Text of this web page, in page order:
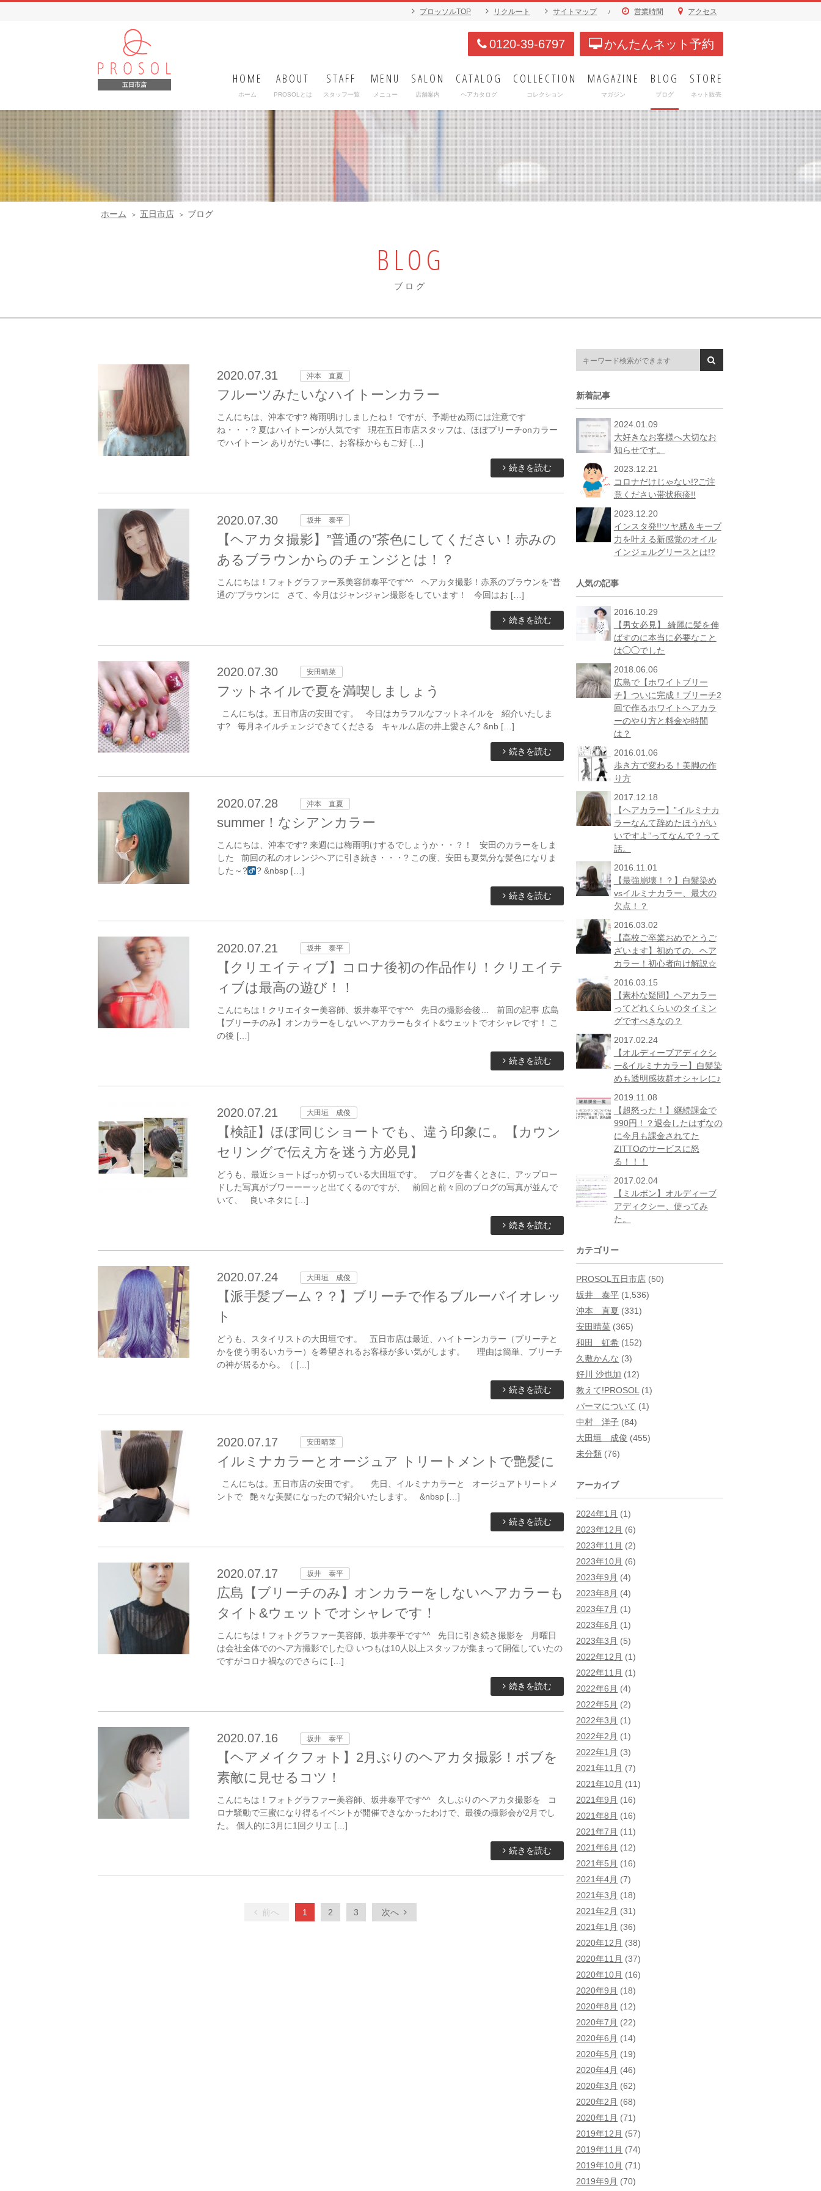
プロッソルTOP リクルート サイトマップ / 営業時間 アクセス
五日市店
0120-39-6797 かんたんネット予約
HOME
ホーム
ABOUT
PROSOLとは
STAFF
スタッフ一覧
MENU
メニュー
SALON
店舗案内
CATALOG
ヘアカタログ
COLLECTION
コレクション
MAGAZINE
マガジン
BLOG
ブログ
STORE
ネット販売
ホーム 五日市店 ブログ
BLOG
ブログ
2020.07.31 沖本 直夏
フルーツみたいなハイトーンカラー
こんにちは、沖本です? 梅雨明けしましたね！ ですが、予期せぬ雨には注意です
ね・・・? 夏はハイトーンが人気です 現在五日市店スタッフは、ほぼブリーチonカラー
でハイトーン ありがたい事に、お客様からもご好 […]
続きを読む
2020.07.30 坂井 泰平
【ヘアカタ撮影】”普通の”茶色にしてください！赤みの
あるブラウンからのチェンジとは！？
こんにちは！フォトグラファー系美容師泰平です^^ ヘアカタ撮影！赤系のブラウンを”普
通の”ブラウンに さて、今月はジャンジャン撮影をしています！ 今回はお […]
続きを読む
2020.07.30 安田晴菜
フットネイルで夏を満喫しましょう
こんにちは。五日市店の安田です。 今日はカラフルなフットネイルを 紹介いたしま
す? 毎月ネイルチェンジできてくださる キャルム店の井上愛さん? &nb […]
続きを読む
2020.07.28 沖本 直夏
summer！なシアンカラー
こんにちは、沖本です? 来週には梅雨明けするでしょうか・・？！ 安田のカラーをしま
した 前回の私のオレンジヘアに引き続き・・・? この度、安田も夏気分な髪色になりま
した～?‍
? &nbsp […]
続きを読む
2020.07.21 坂井 泰平
【クリエイティブ】コロナ後初の作品作り！クリエイテ
ィブは最高の遊び！！
こんにちは！クリエイター美容師、坂井泰平です^^ 先日の撮影会後… 前回の記事 広島
【ブリーチのみ】オンカラーをしないヘアカラーもタイト&ウェットでオシャレです！ こ
の後 […]
続きを読む
2020.07.21 大田垣 成俊
【検証】ほぼ同じショートでも、違う印象に。【カウン
セリングで伝え方を迷う方必見】
どうも、最近ショートばっか切っている大田垣です。 ブログを書くときに、アップロー
ドした写真がブワーーーッと出てくるのですが、 前回と前々回のブログの写真が並んで
いて、 良いネタに […]
続きを読む
2020.07.24 大田垣 成俊
【派手髪ブーム？？】ブリーチで作るブルーバイオレッ
ト
どうも、スタイリストの大田垣です。 五日市店は最近、ハイトーンカラー（ブリーチと
かを使う明るいカラー）を希望されるお客様が多い気がします。 理由は簡単、ブリーチ
の神が居るから。（ […]
続きを読む
2020.07.17 安田晴菜
イルミナカラーとオージュア トリートメントで艶髪に
こんにちは。五日市店の安田です。 先日、イルミナカラーと オージュアトリートメ
ントで 艶々な美髪になったので紹介いたします。 &nbsp […]
続きを読む
2020.07.17 坂井 泰平
広島【ブリーチのみ】オンカラーをしないヘアカラーも
タイト&ウェットでオシャレです！
こんにちは！フォトグラファー美容師、坂井泰平です^^ 先日に引き続き撮影を 月曜日
は会社全体でのヘア方撮影でした◎ いつもは10人以上スタッフが集まって開催していたの
ですがコロナ禍なのでさらに […]
続きを読む
2020.07.16 坂井 泰平
【ヘアメイクフォト】2月ぶりのヘアカタ撮影！ボブを
素敵に見せるコツ！
こんにちは！フォトグラファー美容師、坂井泰平です^^ 久しぶりのヘアカタ撮影を コ
ロナ騒動で三蜜になり得るイベントが開催できなかったわけで、最後の撮影会が2月でし
た。 個人的に3月に1回クリエ […]
続きを読む
前へ 1 2 3 次へ
新着記事
2024.01.09
大好きなお客様へ大切なお
知らせです。
2023.12.21
コロナだけじゃない!?ご注
意ください帯状疱疹!!
2023.12.20
インスタ発!!ツヤ感＆キープ
力を叶える新感覚のオイル
インジェルグリースとは!?
人気の記事
2016.10.29
【男女必見】 綺麗に髪を伸
ばすのに本当に必要なこと
は◯◯でした
2018.06.06
広島で【ホワイトブリー
チ】ついに完成！ブリーチ2
回で作るホワイトヘアカラ
ーのやり方と料金や時間
は？
2016.01.06
歩き方で変わる！美脚の作
り方
2017.12.18
【ヘアカラー】”イルミナカ
ラーなんて辞めたほうがい
いですよ”ってなんで？って
話。
2016.11.01
【最強崩壊！？】白髪染め
vsイルミナカラー、最大の
欠点！？
2016.03.02
【高校ご卒業おめでとうご
ざいます】初めての、ヘア
カラー！初心者向け解説☆
2016.03.15
【素朴な疑問】ヘアカラー
ってどれくらいのタイミン
グですべきなの？
2017.02.24
【オルディーブアディクシ
ー&イルミナカラー】白髪染
めも透明感抜群オシャレに♪
2019.11.08
【超怒った！】継続課金で
990円！？退会したはずなの
に今月も課金されてた
ZITTOのサービスに怒
る！！！
2017.02.04
【ミルボン】オルディーブ
アディクシー、使ってみ
た。
カテゴリー
PROSOL五日市店 (50)
坂井 泰平 (1,536)
沖本 直夏 (331)
安田晴菜 (365)
和田 虹希 (152)
久敷かんな (3)
好川 沙也加 (12)
教えて!PROSOL (1)
パーマについて (1)
中村 洋子 (84)
大田垣 成俊 (455)
未分類 (76)
アーカイブ
2024年1月 (1)
2023年12月 (6)
2023年11月 (2)
2023年10月 (6)
2023年9月 (4)
2023年8月 (4)
2023年7月 (1)
2023年6月 (1)
2023年3月 (5)
2022年12月 (1)
2022年11月 (1)
2022年6月 (4)
2022年5月 (2)
2022年3月 (1)
2022年2月 (1)
2022年1月 (3)
2021年11月 (7)
2021年10月 (11)
2021年9月 (16)
2021年8月 (16)
2021年7月 (11)
2021年6月 (12)
2021年5月 (16)
2021年4月 (7)
2021年3月 (18)
2021年2月 (31)
2021年1月 (36)
2020年12月 (38)
2020年11月 (37)
2020年10月 (16)
2020年9月 (18)
2020年8月 (12)
2020年7月 (22)
2020年6月 (14)
2020年5月 (19)
2020年4月 (46)
2020年3月 (62)
2020年2月 (68)
2020年1月 (71)
2019年12月 (57)
2019年11月 (74)
2019年10月 (71)
2019年9月 (70)